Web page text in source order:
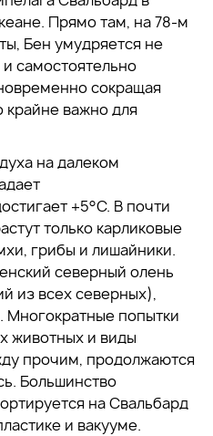
Прямо там, на 78-м
Бен умудряется не
самостоятельно
сокращая
крайне важно для
на далеком
+5°C. В почти
только карликовые
грибы и лишайники.
северный олень
из всех северных),
попытки
животных и виды
прочим, продолжаются
Большинство
на Свальбард
и вакууме.